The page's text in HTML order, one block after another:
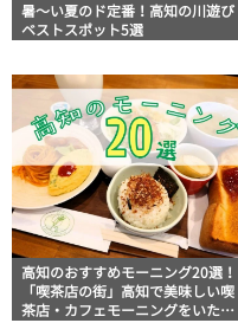
暑～い夏のド定番！高知の川遊び
ベストスポット5選
高知のおすすめモーニング20選！
「喫茶店の街」高知で美味しい喫
茶店・カフェモーニングをいただ